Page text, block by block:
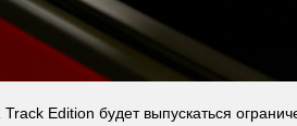
Track Edition будет выпускаться